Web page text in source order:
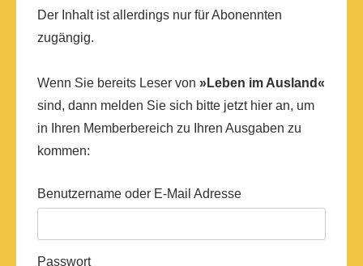
Der Inhalt ist allerdings nur für Abonennten
zugängig.
Wenn Sie bereits Leser von »Leben im Ausland«
sind, dann melden Sie sich bitte jetzt hier an, um
in Ihren Memberbereich zu Ihren Ausgaben zu
kommen:
Benutzername oder E-Mail Adresse
Passwort